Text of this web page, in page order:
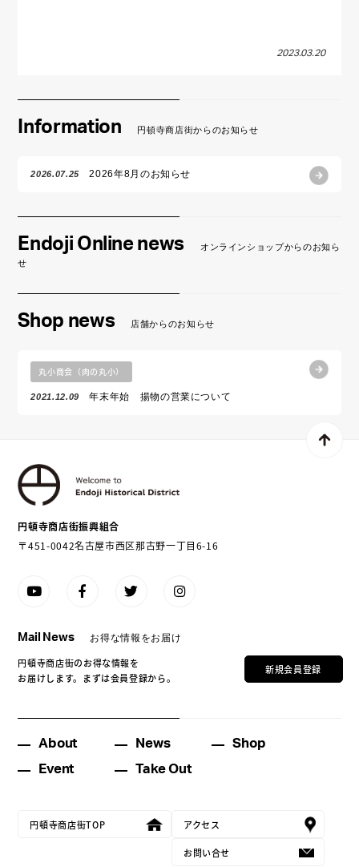
2023.03.20
Information 円頓寺商店街からのお知らせ
2026.07.252026年8月のお知らせ
Endoji Online news
オンラインショップからのお知ら
せ
Shop news 店舗からのお知らせ
丸小商会（肉の丸小）
2021.12.09 年末年始 揚物の営業について
円頓寺商店街振興組合
〒451-0042名古屋市西区那古野一丁目6-16
Mail News お得な情報をお届け
円頓寺商店街のお得な情報を
お届けします。まずは会員登録から。
新規会員登録
About News
Shop
Event
Take Out
円頓寺商店街TOP アクセス
お問い合せ